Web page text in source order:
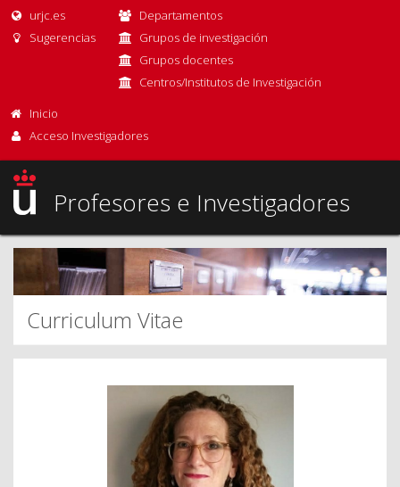
urjc.es
Sugerencias
Departamentos
Grupos de investigación
Grupos docentes
Centros/Institutos de Investigación
Inicio
Acceso Investigadores
Profesores e Investigadores
Curriculum Vitae